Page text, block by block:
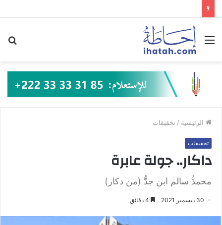
القائمة
الرئيسية / تحقيقات
تحقيقات
داكار.. جولة عابرة
محمدُّ سالم ابن جدُّ (من دكار)
30 ديسمبر 2021